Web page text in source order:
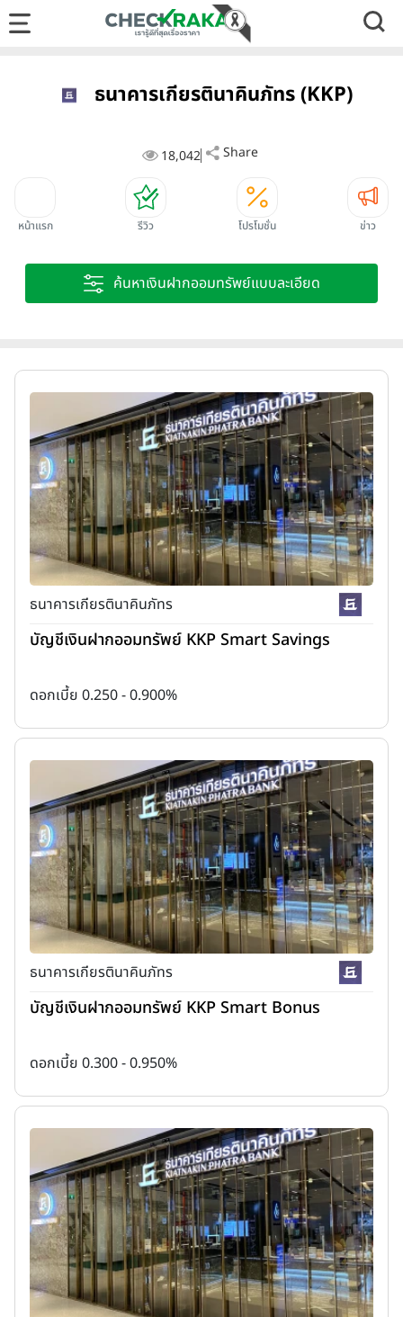
ธนาคารเกียรตินาคินภัทร (KKP)
18,042 Share
หน้าแรก รีวิว โปรโมชั่น ข่าว
ค้นหาเงินฝากออมทรัพย์แบบละเอียด
ธนาคารเกียรตินาคินภัทร
บัญชีเงินฝากออมทรัพย์ KKP Smart Savings
ดอกเบี้ย 0.250 - 0.900%
ธนาคารเกียรตินาคินภัทร
บัญชีเงินฝากออมทรัพย์ KKP Smart Bonus
ดอกเบี้ย 0.300 - 0.950%